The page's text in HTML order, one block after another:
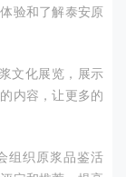
验和了解泰安原
文化展览，展示
内容，让更多的
组织原浆品鉴活